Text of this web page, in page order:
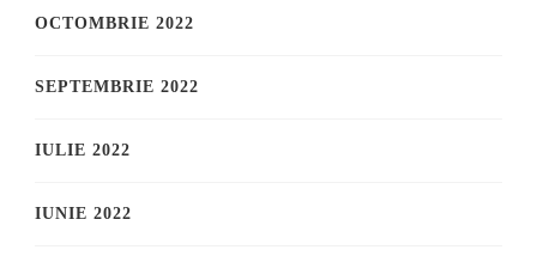
OCTOMBRIE 2022
SEPTEMBRIE 2022
IULIE 2022
IUNIE 2022